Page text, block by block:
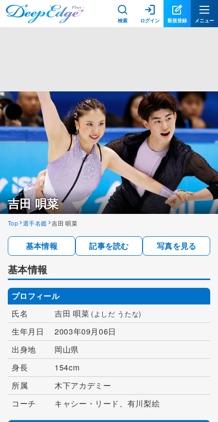
検索 ログイン 新規登録 メニュー
吉田 唄菜
Top 選手名鑑 吉田 唄菜
基本情報 記事を読む 写真を見る
基本情報
プロフィール
氏名
吉田 唄菜 (よしだ うたな)
生年月日
2003年09月06日
出身地
岡山県
身長
154cm
所属
木下アカデミー
コーチ
キャシー・リード、有川梨絵